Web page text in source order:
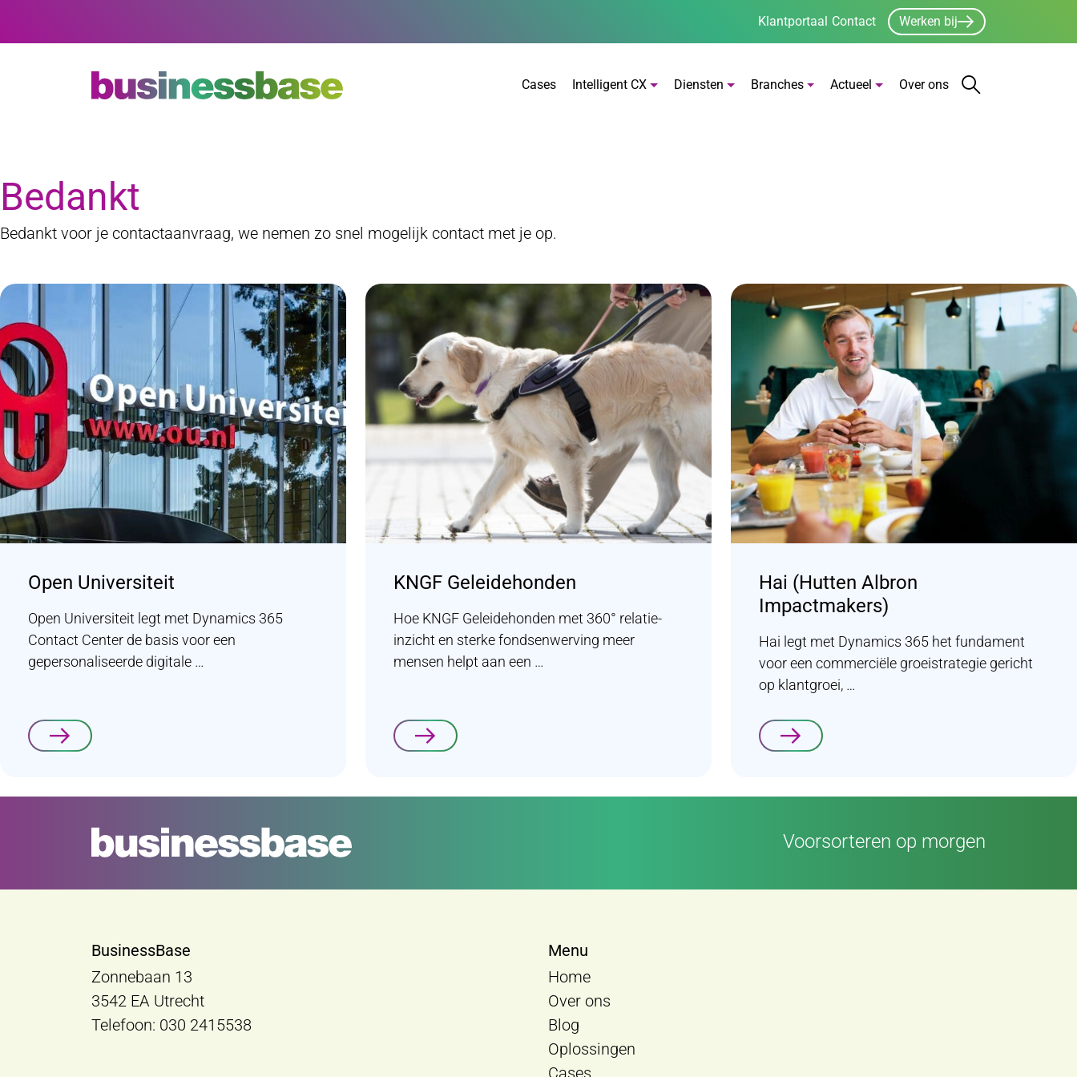
Klantportaal Contact Werken bij
Cases Intelligent CX Diensten Branches Actueel Over ons
Zoeken Zoeken
Bedankt
Bedankt voor je contactaanvraag, we nemen zo snel mogelijk contact met je op.
Open Universiteit
Open Universiteit legt met Dynamics 365
Contact Center de basis voor een
gepersonaliseerde digitale …
Lees verder
KNGF Geleidehonden
Hoe KNGF Geleidehonden met 360° relatie-
inzicht en sterke fondsenwerving meer
mensen helpt aan een …
Lees verder
Hai (Hutten Albron
Impactmakers)
Hai legt met Dynamics 365 het fundament
voor een commerciële groeistrategie gericht
op klantgroei, …
Lees verder
Voorsorteren op morgen
BusinessBase
Zonnebaan 13
3542 EA Utrecht
Telefoon: 030 2415538
Menu
Home
Over ons
Blog
Oplossingen
Cases